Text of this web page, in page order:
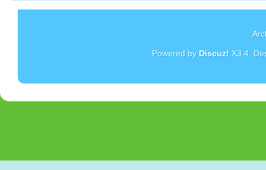
Powered by Discuz! X3.4.